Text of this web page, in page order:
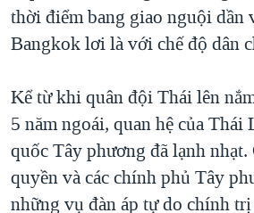
QUAN HỆ VIỆT MỸ
thời điểm bang giao nguội
Bangkok lơi là với chế độ dân
Kể từ khi quân đội Thái lên
5 năm ngoái, quan hệ của Thái
quốc Tây phương đã lạnh nhạt.
quyền và các chính phủ Tây
những vụ đàn áp tự do chính